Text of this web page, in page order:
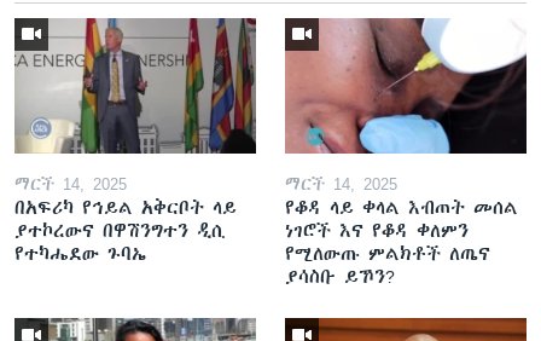
ማርች 14, 2025
በአፍሪካ የኅይል አቅርቦት ላይ
ያተኮረውና በዋሽንግተን ዲሲ
የተካሔደው ጉባኤ
ማርች 14, 2025
የቆዳ ላይ ቀላል እብጠት መሰል
ነገሮች እና የቆዳ ቀለምን
የሚለውጡ ምልክቶች ለጤና
ያሳስቡ ይኾን?